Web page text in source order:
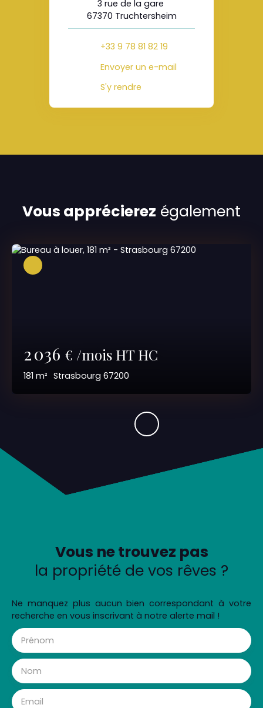
3 rue de la gare
67370 Truchtersheim
+33 9 78 81 82 19
Envoyer un e-mail
S'y rendre
Vous apprécierez également
2 036 € /mois HT HC
181 m² Strasbourg 67200
Vous ne trouvez pas
la propriété de vos rêves ?
Ne manquez plus aucun bien correspondant à votre
recherche en vous inscrivant à notre alerte mail !
Prénom
Nom
Email